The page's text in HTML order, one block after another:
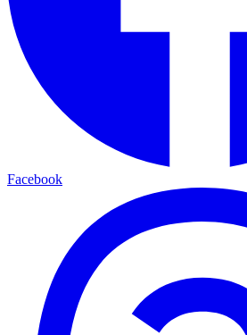
Facebook